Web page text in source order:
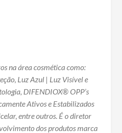
na área cosmética como:
Luz Azul | Luz Visível e
DIFENDIOX® OPP’s
Ativos e Estabilizados
entre outros. É o diretor
dos produtos marca